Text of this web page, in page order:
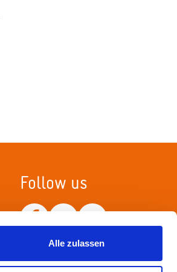
Alle zulassen
Follow us
Netiquette